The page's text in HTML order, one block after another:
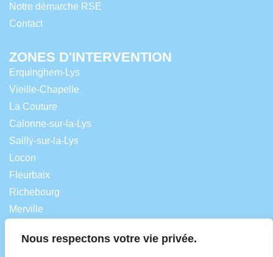
Nous respectons votre vie privée.
Notre démarche RSE
Contact
ZONES D'INTERVENTION
Erquinghem-Lys
Vieille-Chapelle
La Couture
Calonne-sur-la-Lys
Sailly-sur-la-Lys
Locon
Fleurbaix
Richebourg
Merville
Laventie